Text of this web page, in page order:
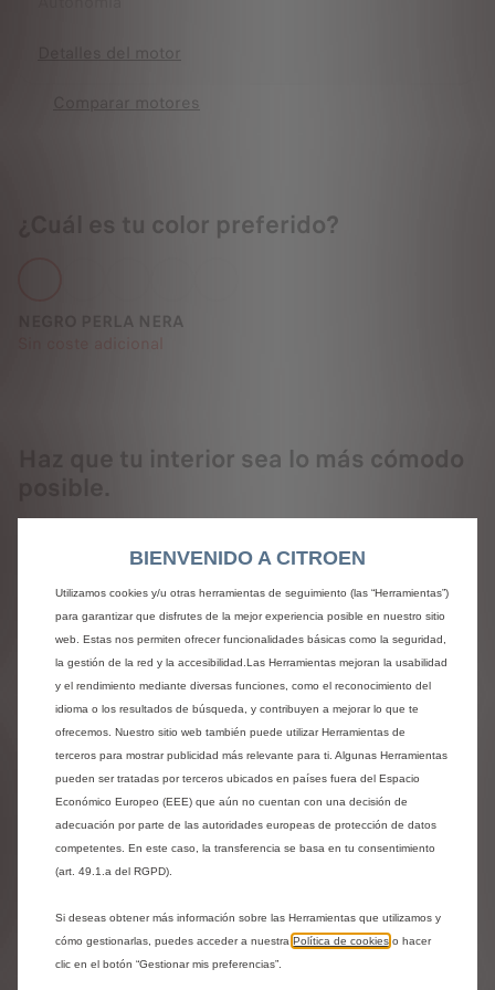
Detalles del motor
Comparar motores
¿Cuál es tu color preferido?
NEGRO PERLA NERA
Haz que tu interior sea lo más cómodo
TELA
Sin coste adicional
Tela gris / Tela negra
Próximos pasos
Compartir Solicita una prueba
¿Necesitas ayuda?
BIENVENIDO A CITROEN
Utilizamos cookies y/u otras herramientas de seguimiento (las “Herramientas”)
para garantizar que disfrutes de la mejor experiencia posible en nuestro sitio
web. Estas nos permiten ofrecer funcionalidades básicas como la seguridad,
la gestión de la red y la accesibilidad.Las Herramientas mejoran la usabilidad
y el rendimiento mediante diversas funciones, como el reconocimiento del
idioma o los resultados de búsqueda, y contribuyen a mejorar lo que te
ofrecemos. Nuestro sitio web también puede utilizar Herramientas de
terceros para mostrar publicidad más relevante para ti. Algunas Herramientas
pueden ser tratadas por terceros ubicados en países fuera del Espacio
Económico Europeo (EEE) que aún no cuentan con una decisión de
adecuación por parte de las autoridades europeas de protección de datos
competentes. En este caso, la transferencia se basa en tu consentimiento
(art. 49.1.a del RGPD).
Si deseas obtener más información sobre las Herramientas que utilizamos y
cómo gestionarlas, puedes acceder a nuestra Política de cookies o hacer
clic en el botón “Gestionar mis preferencias”.